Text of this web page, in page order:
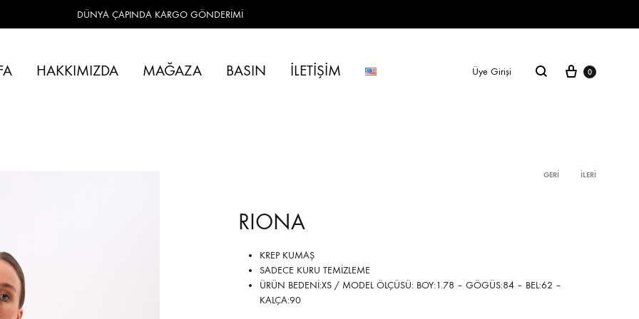
DÜNYA ÇAPINDA KARGO GÖNDERİMİ
HAKKIMIZDA MAĞAZA BASIN İLETIŞIM Üye Girişi Ara
Footwear
Sweatshirt
Sepetim
0
Product
GERI İLERI
RIONA
KREP KUMAŞ
SADECE KURU TEMİZLEME
ÜRÜN BEDENİ:XS / MODEL ÖLÇÜSÜ: BOY:1.78 – GÖGÜS:84 – BEL:62 –
KALÇA:90